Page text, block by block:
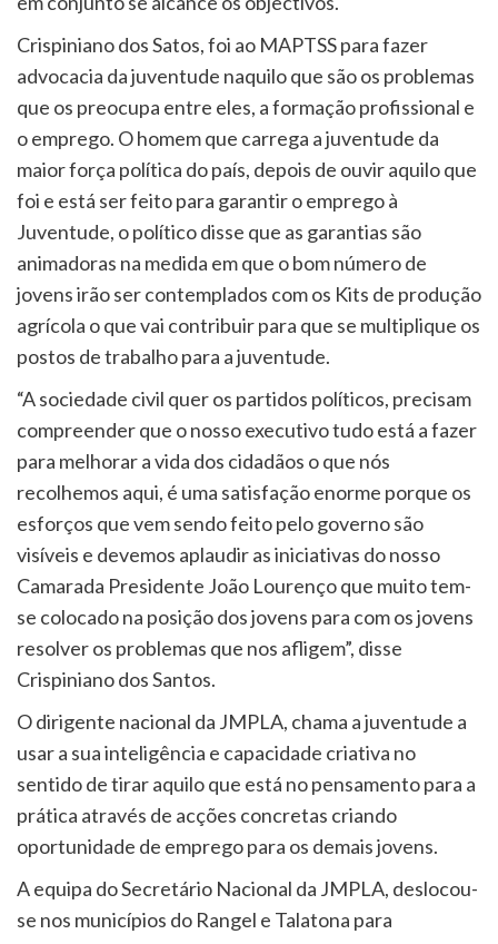
Crispiniano dos Satos, foi ao MAPTSS para fazer
advocacia da juventude naquilo que são os problemas
que os preocupa entre eles, a formação profissional e
o emprego. O homem que carrega a juventude da
maior força política do país, depois de ouvir aquilo que
foi e está ser feito para garantir o emprego à
Juventude, o político disse que as garantias são
animadoras na medida em que o bom número de
jovens irão ser contemplados com os Kits de produção
agrícola o que vai contribuir para que se multiplique os
postos de trabalho para a juventude.
“A sociedade civil quer os partidos políticos, precisam
compreender que o nosso executivo tudo está a fazer
para melhorar a vida dos cidadãos o que nós
recolhemos aqui, é uma satisfação enorme porque os
esforços que vem sendo feito pelo governo são
visíveis e devemos aplaudir as iniciativas do nosso
Camarada Presidente João Lourenço que muito tem-
se colocado na posição dos jovens para com os jovens
resolver os problemas que nos afligem”, disse
Crispiniano dos Santos.
O dirigente nacional da JMPLA, chama a juventude a
usar a sua inteligência e capacidade criativa no
sentido de tirar aquilo que está no pensamento para a
prática através de acções concretas criando
oportunidade de emprego para os demais jovens.
A equipa do Secretário Nacional da JMPLA, deslocou-
se nos municípios do Rangel e Talatona para